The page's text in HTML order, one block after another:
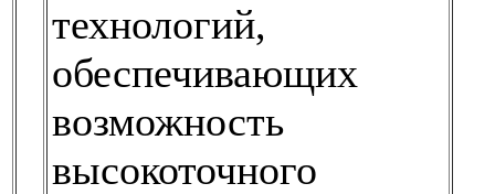
технологий,
обеспечивающих
возможность
высокоточного